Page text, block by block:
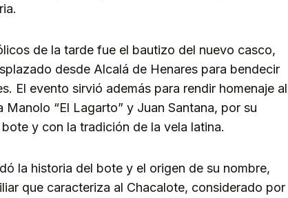
de la tarde fue el bautizo del nuevo casco,
desde Alcalá de Henares para bendecir
El evento sirvió además para rendir homenaje al
“El Lagarto” y Juan Santana, por su
y con la tradición de la vela latina.
la historia del bote y el origen de su nombre,
que caracteriza al Chacalote, considerado por